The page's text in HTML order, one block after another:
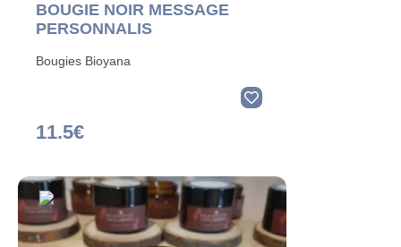
BOUGIE NOIR MESSAGE
PERSONNALIS
Bougies Bioyana
11.5€